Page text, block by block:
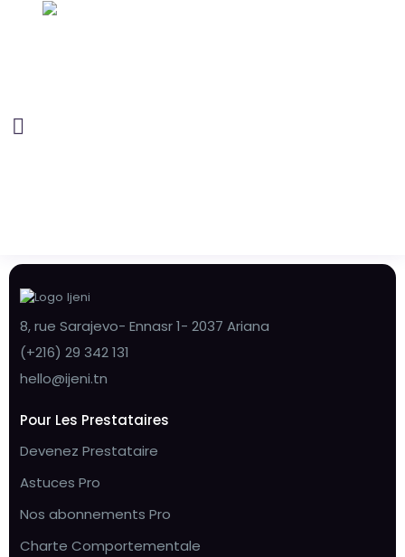
8, rue Sarajevo- Ennasr 1- 2037 Ariana
(+216) 29 342 131
hello@ijeni.tn
Pour Les Prestataires
Devenez Prestataire
Astuces Pro
Nos abonnements Pro
Charte Comportementale